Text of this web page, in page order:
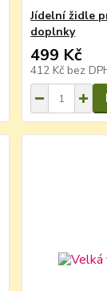
Jídelní židle
doplnky
499 Kč
412 Kč bez